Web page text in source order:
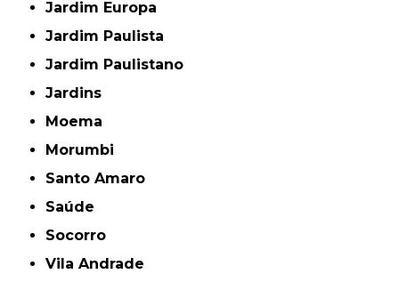
Jardim Europa
Jardim Paulista
Jardim Paulistano
Jardins
Moema
Morumbi
Santo Amaro
Saúde
Socorro
Vila Andrade